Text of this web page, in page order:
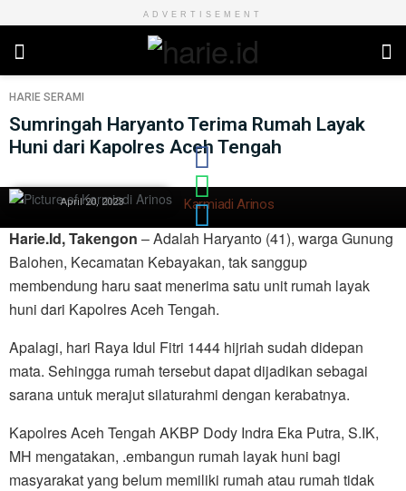
ADVERTISEMENT
HARIE SERAMI
Sumringah Haryanto Terima Rumah Layak
Huni dari Kapolres Aceh Tengah
Karmiadi Arinos
April 20, 2023
Harie.Id, Takengon – Adalah Haryanto (41), warga Gunung
Balohen, Kecamatan Kebayakan, tak sanggup
membendung haru saat menerima satu unit rumah layak
huni dari Kapolres Aceh Tengah.
Apalagi, hari Raya Idul Fitri 1444 hijriah sudah didepan
mata. Sehingga rumah tersebut dapat dijadikan sebagai
sarana untuk merajut silaturahmi dengan kerabatnya.
Kapolres Aceh Tengah AKBP Dody Indra Eka Putra, S.IK,
MH mengatakan, .embangun rumah layak huni bagi
masyarakat yang belum memiliki rumah atau rumah tidak